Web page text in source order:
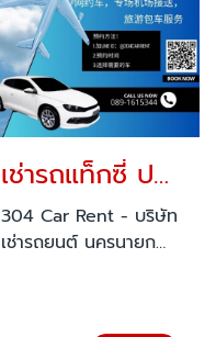
เช่ารถแท็กซี่ ปราจีนบุรี
304 Car Rent - บริษัท
เช่ารถยนต์ นครนายก